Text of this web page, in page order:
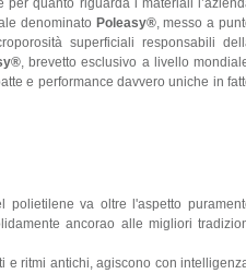
per quanto riguarda i materiali
denominato Poleasy®, messo a
superficiali responsabili
, brevetto esclusivo a livello
e performance davvero uniche in
polietilene va oltre l'aspetto
ancorao alle migliori
e ritmi antichi, agiscono con